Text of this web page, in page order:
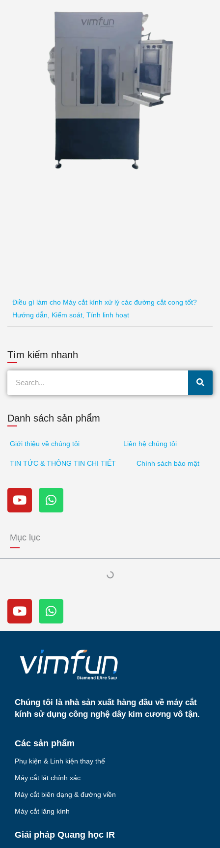
Điều gì làm cho Máy cắt kính xử lý các đường cắt cong tốt?
Hướng dẫn, Kiểm soát, Tính linh hoạt
Tìm kiếm nhanh
Danh sách sản phẩm
Giới thiệu về chúng tôi Liên hệ chúng tôi
TIN TỨC & THÔNG TIN CHI TIẾT Chính sách bảo mật
Y
o
u
u
b
e
W
h
a
p
Mục lục
Y
o
u
T
b
e
W
h
a
t
A
p
Chúng tôi là nhà sản xuất hàng đầu về máy cắt
kính sử dụng công nghệ dây kim cương vô tận.
Các sản phẩm
Phụ kiện & Linh kiện thay thế
Máy cắt lát chính xác
Máy cắt biên dạng & đường viền
Máy cắt lăng kính
Giải pháp Quang học IR